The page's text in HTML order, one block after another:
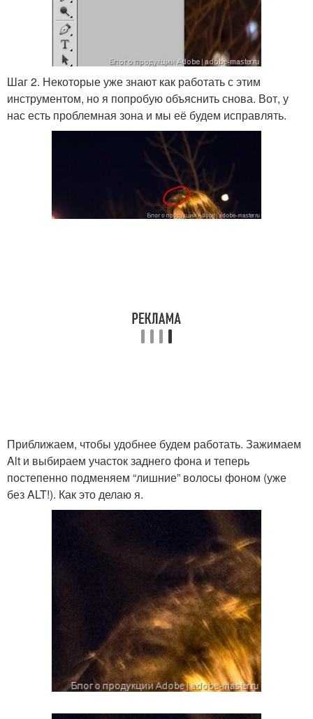
Шаг 2. Некоторые уже знают как работать с этим
инструментом, но я попробую объяснить снова. Вот, у
нас есть проблемная зона и мы её будем исправлять.
Приближаем, чтобы удобнее будем работать. Зажимаем
Alt и выбираем участок заднего фона и теперь
постепенно подменяем “лишние” волосы фоном (уже
без ALT!). Как это делаю я.